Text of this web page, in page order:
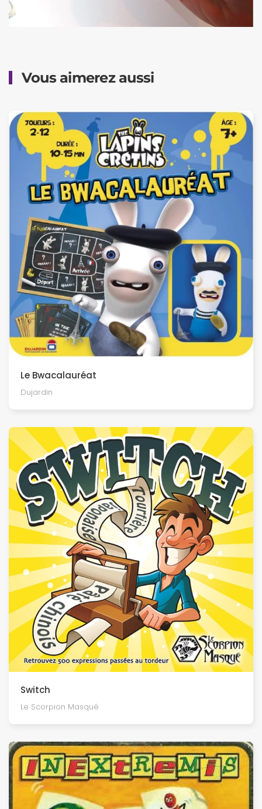
Vous aimerez aussi
Le Bwacalauréat
Dujardin
Switch
Le Scorpion Masqué